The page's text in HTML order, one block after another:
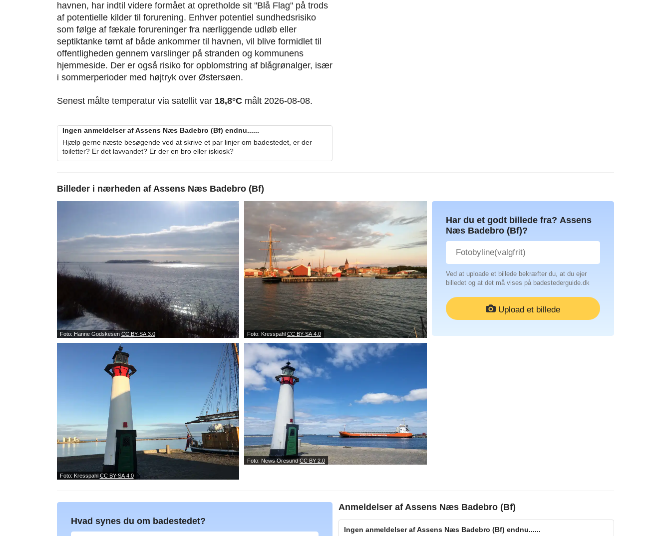
havnen, har indtil videre formået at opretholde sit "Blå Flag" på trods
af potentielle kilder til forurening. Enhver potentiel sundhedsrisiko
som følge af fækale forureninger fra nærliggende udløb eller
septiktanke tømt af både ankommer til havnen, vil blive formidlet til
offentligheden gennem varslinger på stranden og kommunens
hjemmeside. Der er også risiko for opblomstring af blågrønalger, især
i sommerperioder med højtryk over Østersøen.
Senest målte temperatur via satellit var 18,8°C målt 2026-08-08.
Ingen anmeldelser af Assens Næs Badebro (Bf) endnu......
Hjælp gerne næste besøgende ved at skrive et par linjer om badestedet, er der
toiletter? Er det lavvandet? Er der en bro eller iskiosk?
Billeder i nærheden af Assens Næs Badebro (Bf)
Foto: Hanne Godskesen CC BY-SA 3.0
Foto: Kresspahl CC BY-SA 4.0
Foto: Kresspahl CC BY-SA 4.0
Foto: News OresundCC BY 2.0
Har du et godt billede fra? Assens
Næs Badebro (Bf)?
Ved at uploade et billede bekræfter du, at du ejer
billedet og at det må vises på badestederguide.dk
Upload et billede
Anmeldelser af Assens Næs Badebro (Bf)
Ingen anmeldelser af Assens Næs Badebro (Bf) endnu......
Hvad synes du om badestedet?